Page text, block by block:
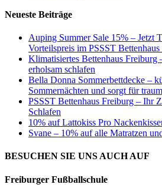
Neueste Beiträge
Auping Summer Sale 15% – Jetzt
Vorteilspreis im PSSST
Klimatisiertes Bettenhaus Freiburg
erholsam schlafen
Bella Donna Sommerbettdecke –
Sommernächten und sorgt für
PSSST Bettenhaus Freiburg – Ihr
Schlafen
10% auf Lattokiss Pro
Svane – 10% auf alle Matratzen
BESUCHEN SIE UNS AUCH AUF
Freiburger Fußballschule